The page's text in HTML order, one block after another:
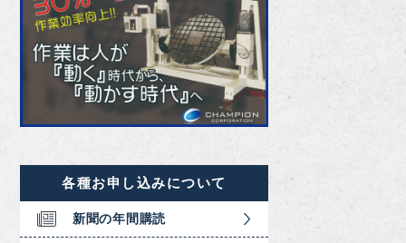
各種お申し込みについて
新聞の年間購読